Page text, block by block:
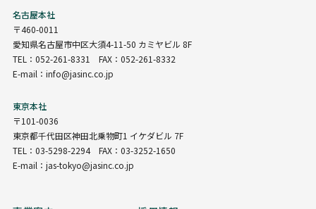
名古屋本社
〒460-0011
愛知県名古屋市中区大須4-11-50 カミヤビル 8F
TEL：052-261-8331 FAX：052-261-8332
E-mail：info@jasinc.co.jp
東京本社
〒101-0036
東京都千代田区神田北乗物町1 イケダビル 7F
TEL：03-5298-2294 FAX：03-3252-1650
E-mail：jas-tokyo@jasinc.co.jp